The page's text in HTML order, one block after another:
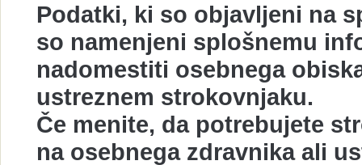
Podatki, ki so objavljeni na
so namenjeni splošnemu
nadomestiti osebnega
ustreznem strokovnjaku.
Če menite, da potrebujete
na osebnega zdravnika ali